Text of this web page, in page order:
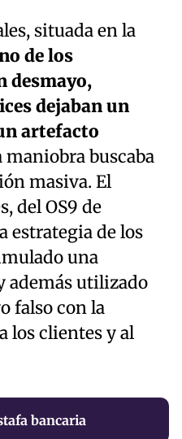
situada en la
de los
desmayo,
dejaban un
artefacto
maniobra buscaba
masiva. El
del OS9 de
estrategia de los
una
además utilizado
falso con la
los clientes y al
bancaria